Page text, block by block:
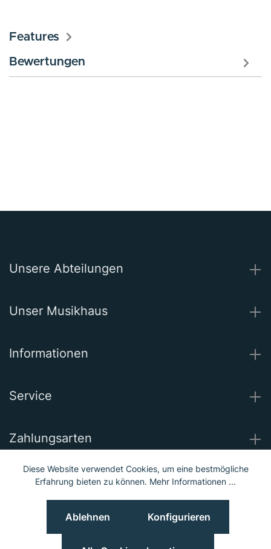
Features
Bewertungen
Unsere Abteilungen
Unser Musikhaus
Informationen
Service
Zahlungsarten
Wir versenden mit
Unsere Socials
Diese Website verwendet Cookies, um eine bestmögliche
Erfahrung bieten zu können. Mehr Informationen ...
Ablehnen Konfigurieren